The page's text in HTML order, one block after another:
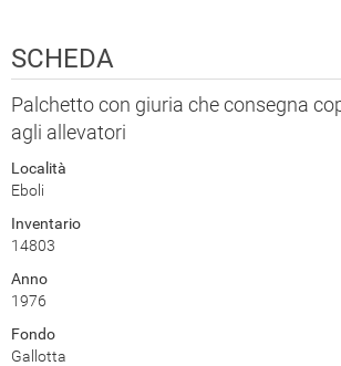
SCHEDA
Palchetto con giuria che consegna
agli allevatori
Località
Eboli
Inventario
14803
Anno
1976
Fondo
Gallotta